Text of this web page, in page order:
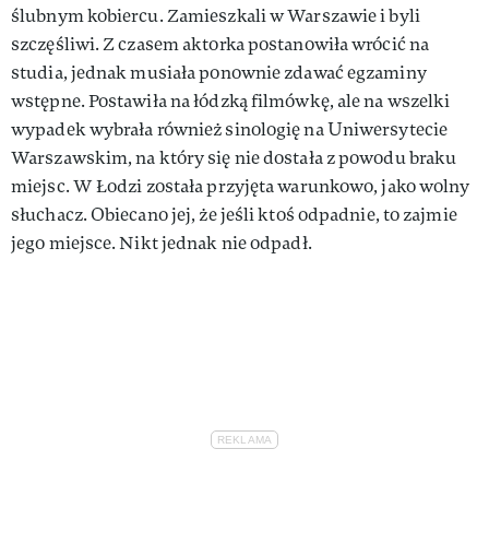
ślubnym kobiercu. Zamieszkali w Warszawie i byli
szczęśliwi. Z czasem aktorka postanowiła wrócić na
studia, jednak musiała ponownie zdawać egzaminy
wstępne. Postawiła na łódzką filmówkę, ale na wszelki
wypadek wybrała również sinologię na Uniwersytecie
Warszawskim, na który się nie dostała z powodu braku
miejsc. W Łodzi została przyjęta warunkowo, jako wolny
słuchacz. Obiecano jej, że jeśli ktoś odpadnie, to zajmie
jego miejsce. Nikt jednak nie odpadł.